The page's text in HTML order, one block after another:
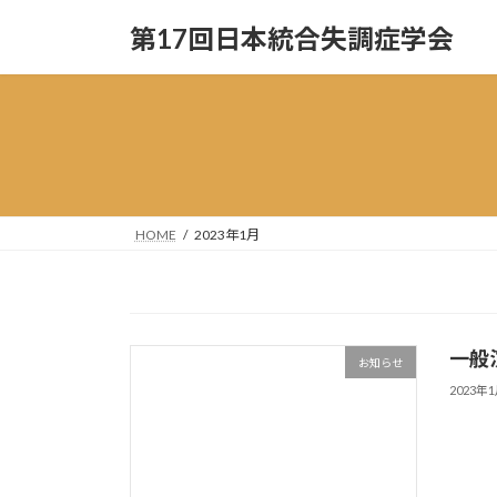
第17回日本統合失調症学会
HOME 2023年1月
お知らせ 一般
2023年